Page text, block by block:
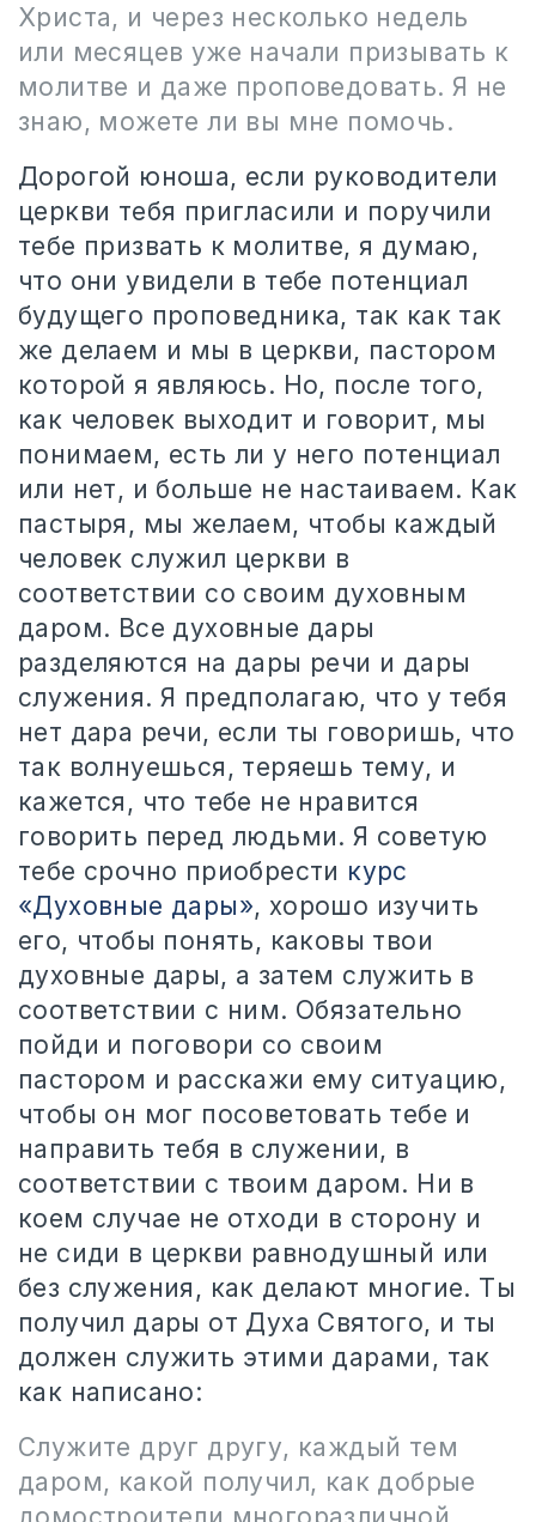
Христа, и через несколько недель
или месяцев уже начали призывать к
молитве и даже проповедовать. Я не
знаю, можете ли вы мне помочь.
Дорогой юноша, если руководители
церкви тебя пригласили и поручили
тебе призвать к молитве, я думаю,
что они увидели в тебе потенциал
будущего проповедника, так как так
же делаем и мы в церкви, пастором
которой я являюсь. Но, после того,
как человек выходит и говорит, мы
понимаем, есть ли у него потенциал
или нет, и больше не настаиваем. Как
пастыря, мы желаем, чтобы каждый
человек служил церкви в
соответствии со своим духовным
даром. Все духовные дары
разделяются на дары речи и дары
служения. Я предполагаю, что у тебя
нет дара речи, если ты говоришь, что
так волнуешься, теряешь тему, и
кажется, что тебе не нравится
говорить перед людьми. Я советую
тебе срочно приобрести курс
«Духовные дары», хорошо изучить
его, чтобы понять, каковы твои
духовные дары, а затем служить в
соответствии с ним. Обязательно
пойди и поговори со своим
пастором и расскажи ему ситуацию,
чтобы он мог посоветовать тебе и
направить тебя в служении, в
соответствии с твоим даром. Ни в
коем случае не отходи в сторону и
не сиди в церкви равнодушный или
без служения, как делают многие. Ты
получил дары от Духа Святого, и ты
должен служить этими дарами, так
как написано:
Служите друг другу, каждый тем
даром, какой получил, как добрые